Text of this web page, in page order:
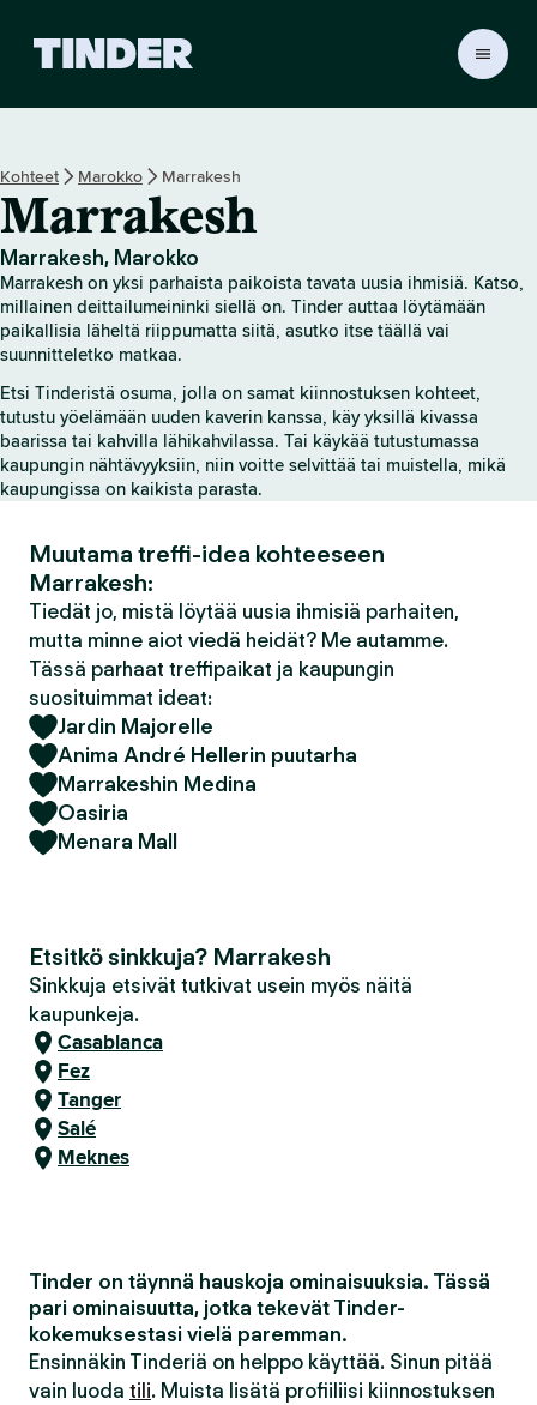
r
n
l
o
i
s
s
i
v
u
Kohteet Marokko Marrakesh
Marrakesh
Marrakesh, Marokko
Marrakesh on yksi parhaista paikoista tavata uusia ihmisiä. Katso,
millainen deittailumeininki siellä on. Tinder auttaa löytämään
paikallisia läheltä riippumatta siitä, asutko itse täällä vai
suunnitteletko matkaa.
Etsi Tinderistä osuma, jolla on samat kiinnostuksen kohteet,
tutustu yöelämään uuden kaverin kanssa, käy yksillä kivassa
baarissa tai kahvilla lähikahvilassa. Tai käykää tutustumassa
kaupungin nähtävyyksiin, niin voitte selvittää tai muistella, mikä
kaupungissa on kaikista parasta.
Muutama treffi-idea kohteeseen
Marrakesh:
Tiedät jo, mistä löytää uusia ihmisiä parhaiten,
mutta minne aiot viedä heidät? Me autamme.
Tässä parhaat treffipaikat ja kaupungin
suosituimmat ideat:
Jardin Majorelle
Anima André Hellerin puutarha
Marrakeshin Medina
Oasiria
Menara Mall
Etsitkö sinkkuja? Marrakesh
Sinkkuja etsivät tutkivat usein myös näitä
kaupunkeja.
Casablanca
Fez
Tanger
Salé
Meknes
Tinder on täynnä hauskoja ominaisuuksia. Tässä
pari ominaisuutta, jotka tekevät Tinder-
kokemuksestasi vielä paremman.
Ensinnäkin Tinderiä on helppo käyttää. Sinun pitää
vain luoda tili. Muista lisätä profiiliisi kiinnostuksen